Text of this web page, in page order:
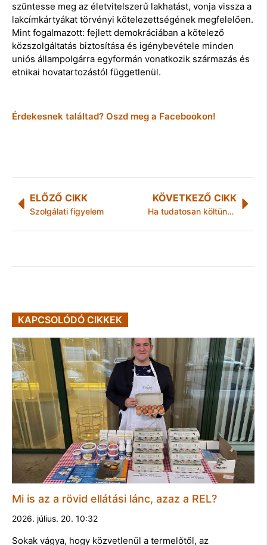
szüntesse meg az életvitelszerű lakhatást, vonja vissza a
lakcímkártyákat törvényi kötelezettségének megfelelően.
Mint fogalmazott: fejlett demokráciában a kötelező
közszolgáltatás biztosítása és igénybevétele minden
uniós állampolgárra egyformán vonatkozik származás és
etnikai hovatartozástól függetlenül.
Érdekesnek találtad? Oszd meg a Facebookon!
ELŐZŐ CIKK
Szolgálati figyelem
KÖVETKEZŐ CIKK
Ha tudatosan költünk, több marad a pénztárcánkban
KAPCSOLÓDÓ CIKKEK
Mi is az a rövid ellátási lánc, azaz a REL?
2026. július. 20. 10:32
Sokak vágya, hogy közvetlenül a termelőtől, az